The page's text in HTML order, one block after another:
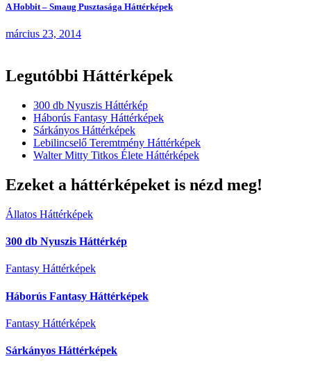
A Hobbit – Smaug Pusztasága Háttérképek
március 23, 2014
Legutóbbi Háttérképek
300 db Nyuszis Háttérkép
Háborús Fantasy Háttérképek
Sárkányos Háttérképek
Lebilincselő Teremtmény Háttérképek
Walter Mitty Titkos Élete Háttérképek
Ezeket a háttérképeket is nézd meg!
Állatos Háttérképek
300 db Nyuszis Háttérkép
Fantasy Háttérképek
Háborús Fantasy Háttérképek
Fantasy Háttérképek
Sárkányos Háttérképek